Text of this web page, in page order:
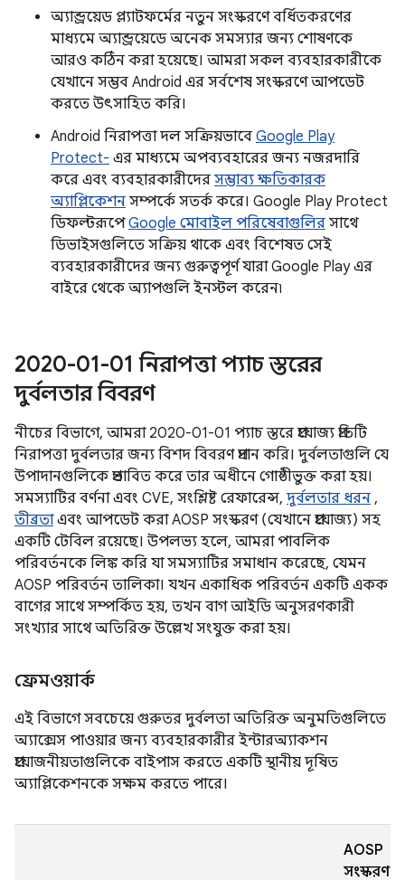
অ্যান্ড্রয়েড প্ল্যাটফর্মের নতুন সংস্করণে বর্ধিতকরণের
মাধ্যমে অ্যান্ড্রয়েডে অনেক সমস্যার জন্য শোষণকে
আরও কঠিন করা হয়েছে। আমরা সকল ব্যবহারকারীকে
যেখানে সম্ভব Android এর সর্বশেষ সংস্করণে আপডেট
করতে উৎসাহিত করি।
Android নিরাপত্তা দল সক্রিয়ভাবে Google Play
Protect- এর মাধ্যমে অপব্যবহারের জন্য নজরদারি
করে এবং ব্যবহারকারীদের সম্ভাব্য ক্ষতিকারক
অ্যাপ্লিকেশন সম্পর্কে সতর্ক করে। Google Play Protect
ডিফল্টরূপেGoogle মোবাইল পরিষেবাগুলির সাথে
ডিভাইসগুলিতে সক্রিয় থাকে এবং বিশেষত সেই
ব্যবহারকারীদের জন্য গুরুত্বপূর্ণ যারা Google Play এর
বাইরে থেকে অ্যাপগুলি ইনস্টল করেন৷
2020-01-01 নিরাপত্তা প্যাচ স্তরের
দুর্বলতার বিবরণ
নীচের বিভাগে, আমরা 2020-01-01 প্যাচ স্তরে প্রযোজ্য প্রতিটি
নিরাপত্তা দুর্বলতার জন্য বিশদ বিবরণ প্রদান করি। দুর্বলতাগুলি যে
উপাদানগুলিকে প্রভাবিত করে তার অধীনে গোষ্ঠীভুক্ত করা হয়।
সমস্যাটির বর্ণনা এবং CVE, সংশ্লিষ্ট রেফারেন্স, দুর্বলতার ধরন ,
তীব্রতাএবং আপডেট করা AOSP সংস্করণ (যেখানে প্রযোজ্য) সহ
একটি টেবিল রয়েছে। উপলভ্য হলে, আমরা পাবলিক
পরিবর্তনকে লিঙ্ক করি যা সমস্যাটির সমাধান করেছে, যেমন
AOSP পরিবর্তন তালিকা। যখন একাধিক পরিবর্তন একটি একক
বাগের সাথে সম্পর্কিত হয়, তখন বাগ আইডি অনুসরণকারী
সংখ্যার সাথে অতিরিক্ত উল্লেখ সংযুক্ত করা হয়।
ফ্রেমওয়ার্ক
এই বিভাগে সবচেয়ে গুরুতর দুর্বলতা অতিরিক্ত অনুমতিগুলিতে
অ্যাক্সেস পাওয়ার জন্য ব্যবহারকারীর ইন্টারঅ্যাকশন
প্রয়োজনীয়তাগুলিকে বাইপাস করতে একটি স্থানীয় দূষিত
অ্যাপ্লিকেশনকে সক্ষম করতে পারে।
AOSP
সংস্করণ